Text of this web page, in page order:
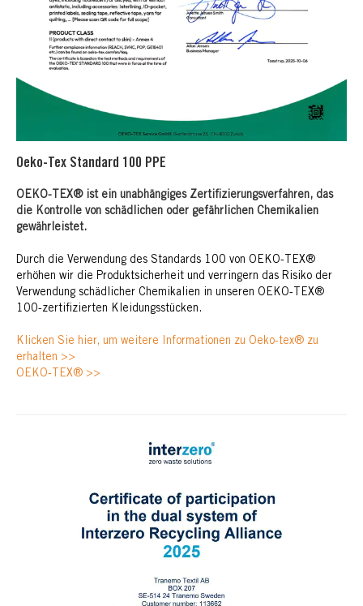
Oeko-Tex Standard 100 PPE
OEKO-TEX® ist ein unabhängiges Zertifizierungsverfahren, das
die Kontrolle von schädlichen oder gefährlichen Chemikalien
gewährleistet.
Durch die Verwendung des Standards 100 von OEKO-TEX®
erhöhen wir die Produktsicherheit und verringern das Risiko der
Verwendung schädlicher Chemikalien in unseren OEKO-TEX®
100-zertifizierten Kleidungsstücken.
Klicken Sie hier, um weitere Informationen zu Oeko-tex® zu
erhalten >>
OEKO-TEX® >>